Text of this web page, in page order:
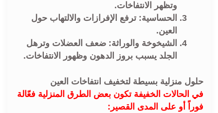
وتظهر الانتفاخات.
الحساسية: ترفع الإفرازات والالتهاب حول
العين.
الشيخوخة والوراثة: ضعف العضلات وترهل
الجلد يسبب بروز الدهون وظهور الانتفاخات.
حلول منزلية بسيطة لتخفيف انتفاخات العين
في الحالات الخفيفة تكون بعض الطرق المنزلية فعّالة
فوراً أو على المدى القصير: